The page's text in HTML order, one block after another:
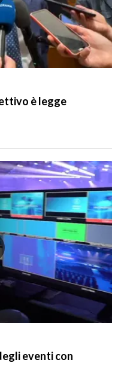
è legge
eventi con